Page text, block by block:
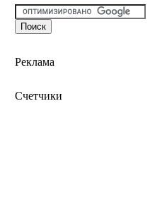
Реклама
Счетчики